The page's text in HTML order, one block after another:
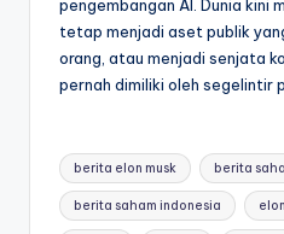
pengembangan AI. Dunia kini
tetap menjadi aset publik
orang, atau menjadi senjata
pernah dimiliki oleh segelintir
Tags:
berita elon musk berita
berita saham indonesia